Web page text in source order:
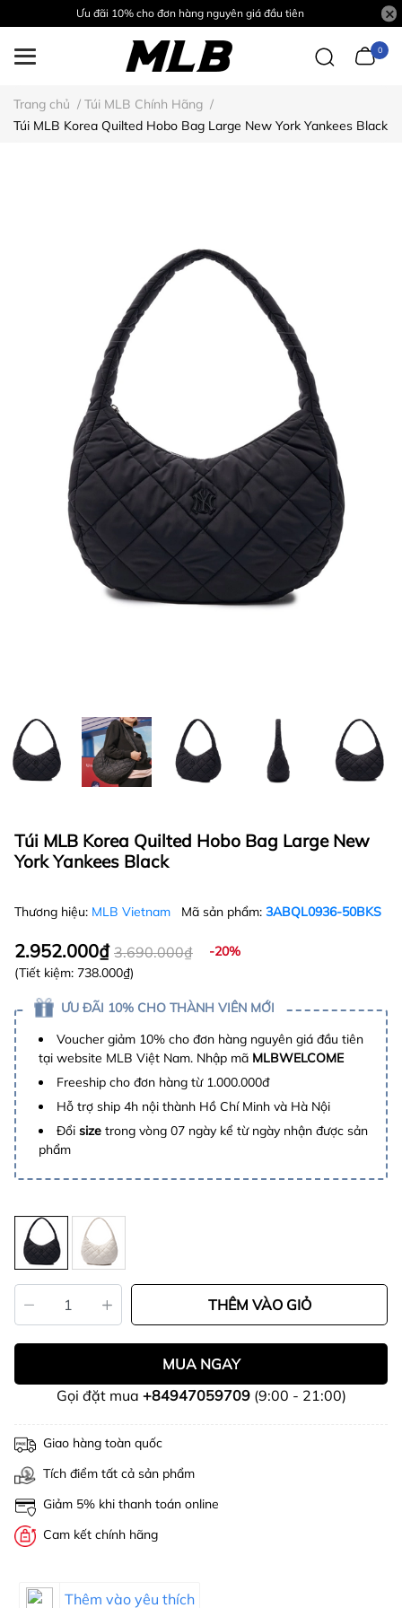
Ưu đãi 10% cho đơn hàng nguyên giá đầu tiên
0
Trang chủ / Túi MLB Chính Hãng /
Túi MLB Korea Quilted Hobo Bag Large New York Yankees Black
Túi MLB Korea Quilted Hobo Bag Large New
York Yankees Black
Thương hiệu: MLB Vietnam Mã sản phẩm: 3ABQL0936-50BKS
2.952.000₫ 3.690.000₫
-20%
(Tiết kiệm: 738.000₫)
ƯU ĐÃI 10% CHO THÀNH VIÊN MỚI
Voucher giảm 10% cho đơn hàng nguyên giá đầu tiên
tại website MLB Việt Nam. Nhập mã MLBWELCOME
Freeship cho đơn hàng từ 1.000.000đ
Hỗ trợ ship 4h nội thành Hồ Chí Minh và Hà Nội
Đổi size trong vòng 07 ngày kể từ ngày nhận được sản
phẩm
THÊM VÀO GIỎ
MUA NGAY
Gọi đặt mua +84947059709(9:00 - 21:00)
Giao hàng toàn quốc
Tích điểm tất cả sản phẩm
Giảm 5% khi thanh toán online
Cam kết chính hãng
Thêm vào yêu thích